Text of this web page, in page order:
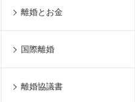
離婚とお金
国際離婚
離婚協議書